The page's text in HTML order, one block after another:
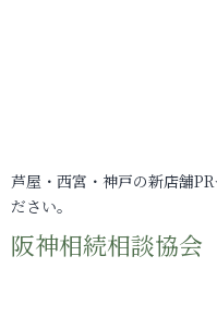
芦屋・西宮・神戸の新店舗
ださい。
阪神相続相談協会